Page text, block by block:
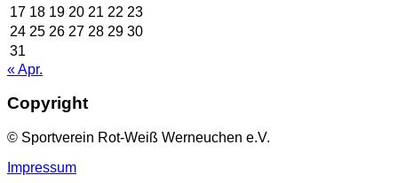
17 18 19 20 21 22 23
24 25 26 27 28 29 30
31
« Apr.
Copyright
© Sportverein Rot-Weiß Werneuchen e.V.
Impressum